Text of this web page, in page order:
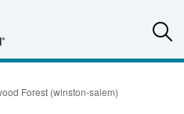
Forest (winston-salem)